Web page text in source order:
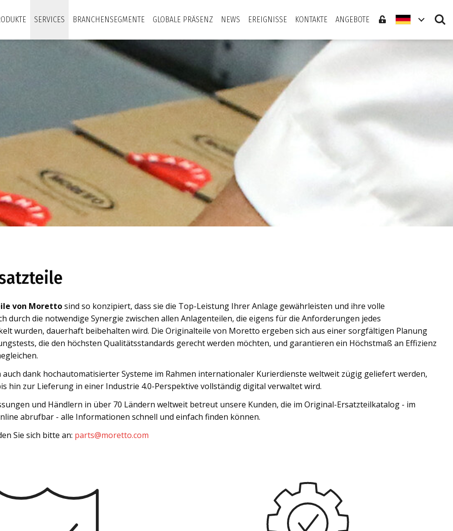
SERVICES BRANCHENSEGMENTE GLOBALE PRÄSENZ NEWS EREIGNISSE KONTAKTE ANGEBOTE Search
von Morettosind so konzipiert, dass sie die Top-Leistung Ihrer Anlage gewährleisten und ihre volle
durch die notwendige Synergie zwischen allen Anlagenteilen, die eigens für die Anforderungen jedes
wurden, dauerhaft beibehalten wird. Die Originalteile von Moretto ergeben sich aus einer sorgfältigen Planung
die den höchsten Qualitätsstandards gerecht werden möchten, und garantieren ein Höchstmaß an Effizienz
auch dank hochautomatisierter Systeme im Rahmen internationaler Kurierdienste weltweit zügig geliefert werden,
hin zur Lieferung in einer Industrie 4.0-Perspektive vollständig digital verwaltet wird.
und Händlern in über 70 Ländern weltweit betreut unsere Kunden, die im Original-Ersatzteilkatalog - im
abrufbar - alle Informationen schnell und einfach finden können.
Sie sich bitte an: parts@moretto.com